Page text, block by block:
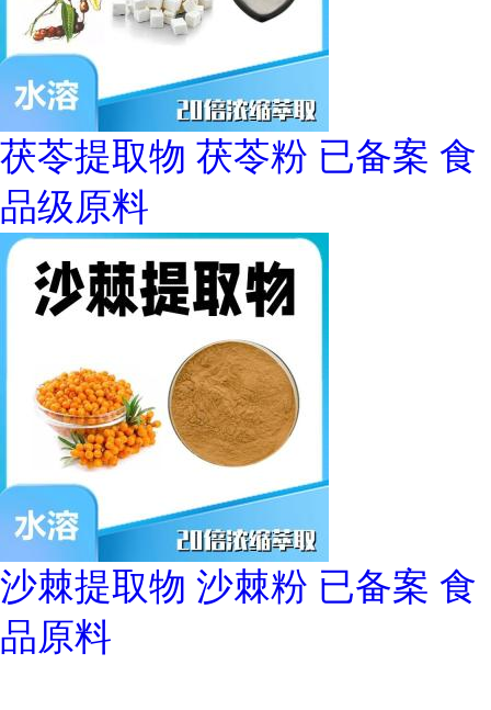
茯苓提取物 茯苓粉 已备案 食
品级原料
沙棘提取物 沙棘粉 已备案 食
品原料